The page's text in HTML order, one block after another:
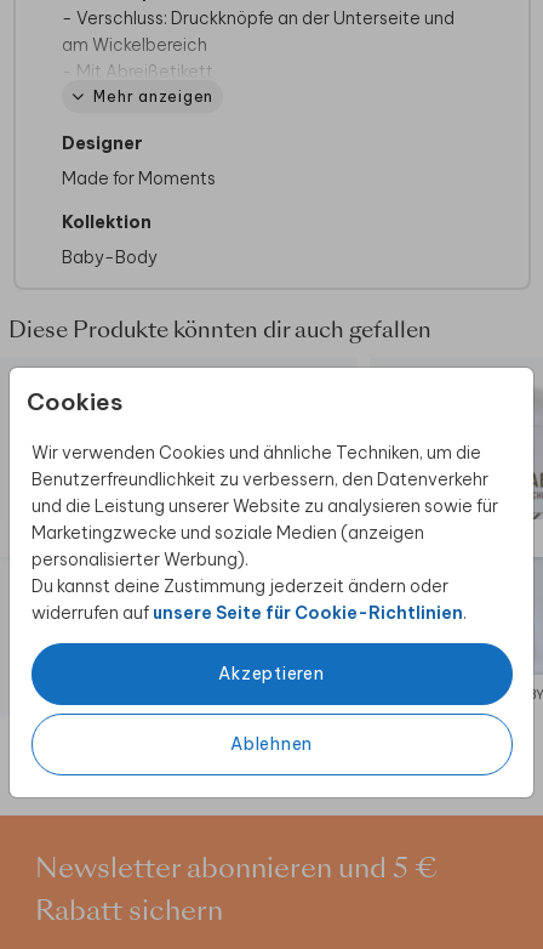
Cookies
Wir verwenden Cookies und ähnliche Techniken, um die
Benutzerfreundlichkeit zu verbessern, den Datenverkehr
und die Leistung unserer Website zu analysieren sowie für
Marketingzwecke und soziale Medien (anzeigen
personalisierter Werbung).
Du kannst deine Zustimmung jederzeit ändern oder
widerrufen auf unsere Seite für Cookie-Richtlinien.
Akzeptieren
Ablehnen
- Verschluss: Druckknöpfe an der Unterseite und
am Wickelbereich
- Mit Abreißetikett
- Waschbar bei 40 Grad
- Erhältlich in verschiedenen Farben und Größen
Mehr anzeigen
Designer
Made for Moments
Kollektion
Baby-Body
Diese Produkte könnten dir auch gefallen
Newsletter abonnieren und 5 €
Rabatt sichern